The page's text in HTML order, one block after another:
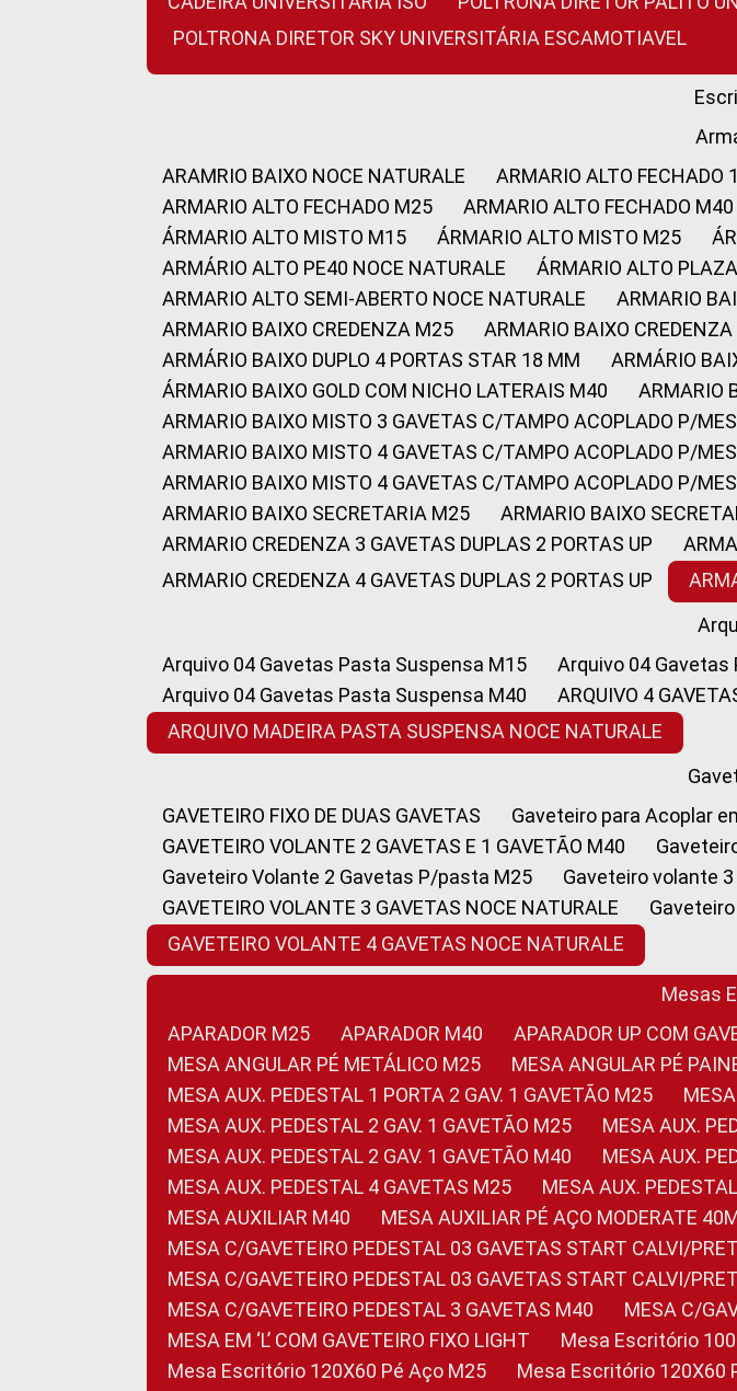
POLTRONA DIRETOR SKY UNIVERSITÁRIA ESCAMOTIAVEL
ARAMRIO BAIXO NOCE NATURALE
ARMARIO ALTO FECHADO
ARMARIO ALTO FECHADO M25
ARMARIO ALTO FECHADO M40
ÁRMARIO ALTO MISTO M15
ÁRMARIO ALTO MISTO M25
ARMÁRIO ALTO PE40 NOCE NATURALE
ÁRMARIO ALTO
ARMARIO ALTO SEMI-ABERTO NOCE NATURALE
ARMARIO
ARMARIO BAIXO CREDENZA M25
ARMARIO BAIXO
ARMÁRIO BAIXO DUPLO 4 PORTAS STAR 18 MM
ARMÁRIO
ÁRMARIO BAIXO GOLD COM NICHO LATERAIS M40
ARMARIO BAIXO MISTO 3 GAVETAS C/TAMPO ACOPLADO P/
ARMARIO BAIXO MISTO 4 GAVETAS C/TAMPO ACOPLADO P/
ARMARIO BAIXO MISTO 4 GAVETAS C/TAMPO ACOPLADO P/
ARMARIO BAIXO SECRETARIA M25
ARMARIO BAIXO
ARMARIO CREDENZA 3 GAVETAS DUPLAS 2 PORTAS UP
ARMARIO CREDENZA 4 GAVETAS DUPLAS 2 PORTAS UP
Arquivo 04 Gavetas Pasta Suspensa M15
Arquivo 04
Arquivo 04 Gavetas Pasta Suspensa M40
ARQUIVO 4
ARQUIVO MADEIRA PASTA SUSPENSA NOCE NATURALE
GAVETEIRO FIXO DE DUAS GAVETAS
Gaveteiro para Acoplar
GAVETEIRO VOLANTE 2 GAVETAS E 1 GAVETÃO M40
Gaveteiro Volante 2 Gavetas P/pasta M25
Gaveteiro volante
GAVETEIRO VOLANTE 3 GAVETAS NOCE NATURALE
GAVETEIRO VOLANTE 4 GAVETAS NOCE NATURALE
Mesas
APARADOR M25
APARADOR M40 APARADOR UP COM
MESA ANGULAR PÉ METÁLICO M25
MESA ANGULAR PÉ
MESA AUX. PEDESTAL 1 PORTA 2 GAV. 1 GAVETÃO M25
MESA AUX. PEDESTAL 2 GAV. 1 GAVETÃO M25
MESA AUX.
MESA AUX. PEDESTAL 2 GAV. 1 GAVETÃO M40
MESA AUX.
MESA AUX. PEDESTAL 4 GAVETAS M25
MESA AUX.
MESA AUXILIAR M40
MESA AUXILIAR PÉ AÇO MODERATE
MESA C/GAVETEIRO PEDESTAL 03 GAVETAS START CALVI/
MESA C/GAVETEIRO PEDESTAL 03 GAVETAS START CALVI/
MESA C/GAVETEIRO PEDESTAL 3 GAVETAS M40
MESA C/
MESA EM ‘L’ COM GAVETEIRO FIXO LIGHT
Mesa Escritório
Mesa Escritório 120X60 Pé Aço M25
Mesa Escritório 120X60